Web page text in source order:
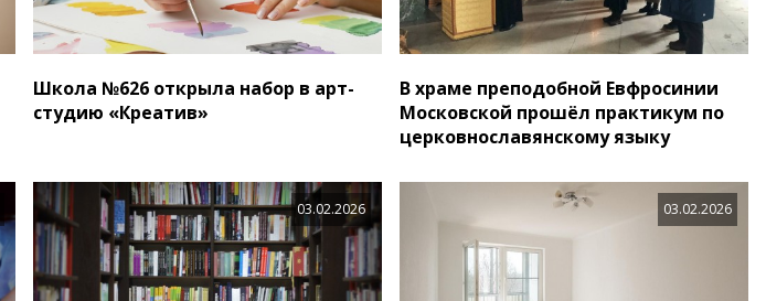
Школа №626 открыла набор в арт-
студию «Креатив»
В храме преподобной Евфросинии
Московской прошёл практикум по
церковнославянскому языку
03.02.2026 03.02.2026